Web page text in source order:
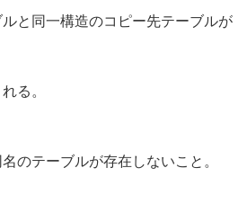
と同一構造のコピー先テーブルが
る。
のテーブルが存在しないこと。